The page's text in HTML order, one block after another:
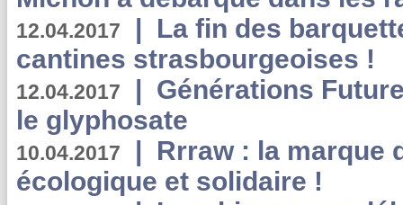
12.04.2017 | La fin des
cantines strasbourgeoises !
12.04.2017 | Générations
le glyphosate
10.04.2017 | Rrraw : la marque
écologique et solidaire !